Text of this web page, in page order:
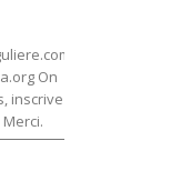
On